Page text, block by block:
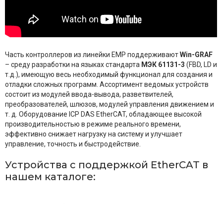
Часть контроллеров из линейки EMP поддерживаютWin-GRAF
– среду разработки на языках стандарта МЭК 61131-3 (FBD, LD и
т.д.), имеющую весь необходимый функционал для создания и
отладки сложных программ. Ассортимент ведомых устройств
состоит из модулей ввода-вывода, разветвителей,
преобразователей, шлюзов, модулей управления движением и
т. д. Оборудование ICP DAS EtherCAT, обладающее высокой
производительностью в режиме реального времени,
эффективно снижает нагрузку на систему и улучшает
управление, точность и быстродействие.
Устройства с поддержкой EtherCAT в
нашем каталоге: